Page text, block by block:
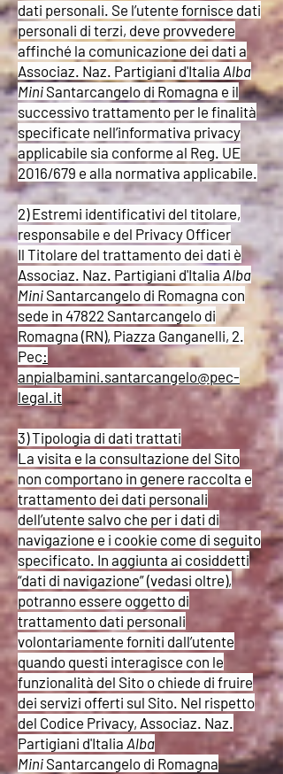
dati personali. Se l’utente fornisce dati
personali di terzi, deve provvedere
affinché la comunicazione dei dati a
Associaz. Naz. Partigiani d'Italia Alba
Mini Santarcangelo di Romagna e il
successivo trattamento per le finalità
specificate nell’informativa privacy
applicabile sia conforme al Reg. UE
2016/679 e alla normativa applicabile.
2) Estremi identificativi del titolare,
responsabile e del Privacy Officer
Il Titolare del trattamento dei dati è
Associaz. Naz. Partigiani d'Italia Alba
Mini Santarcangelo di Romagna con
sede in 47822 Santarcangelo di
Romagna (RN), Piazza Ganganelli, 2.
Pec:
anpialbamini.santarcangelo@pec-
legal.it
3) Tipologia di dati trattati
La visita e la consultazione del Sito
non comportano in genere raccolta e
trattamento dei dati personali
dell’utente salvo che per i dati di
navigazione e i cookie come di seguito
specificato. In aggiunta ai cosiddetti
“dati di navigazione” (vedasi oltre),
potranno essere oggetto di
trattamento dati personali
volontariamente forniti dall’utente
quando questi interagisce con le
funzionalità del Sito o chiede di fruire
dei servizi offerti sul Sito. Nel rispetto
del Codice Privacy, Associaz. Naz.
Partigiani d'Italia Alba
Mini Santarcangelo di Romagna